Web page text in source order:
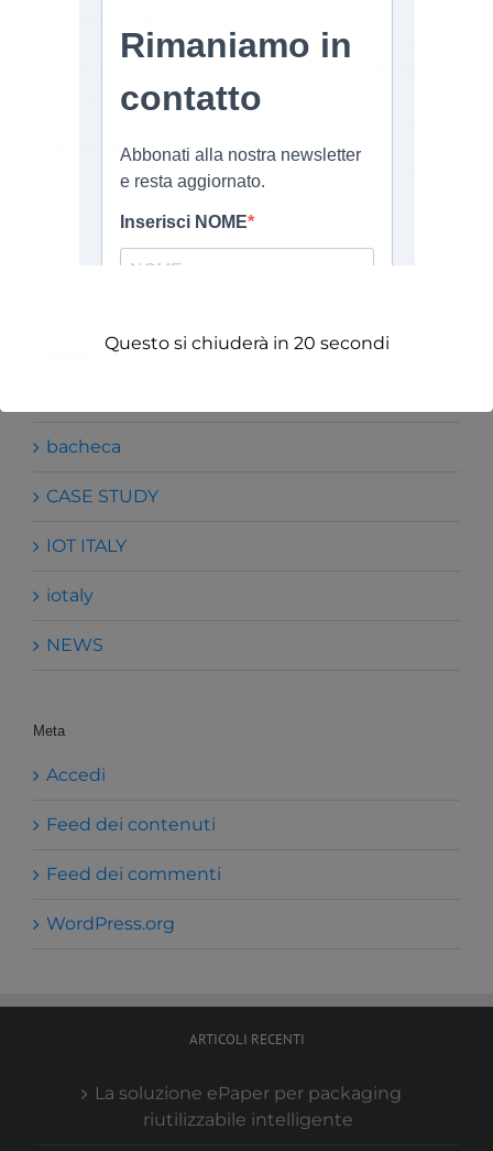
artificiale
Le tendenze dell’IOT nel 2025
bacheca
CASE STUDY
IOT ITALY
iotaly
NEWS
Meta
Accedi
Feed dei contenuti
Feed dei commenti
WordPress.org
ARTICOLI RECENTI
La soluzione ePaper per packaging
riutilizzabile intelligente
Questo si chiuderà in19secondi